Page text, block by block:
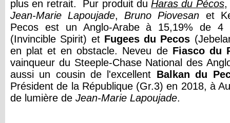
plus en retrait. Pur produit duHaras du Pécos,
Jean-Marie Lapoujade,Bruno Piovesan et
Pecos est un Anglo-Arabe à 15,19% de
(Invincible Spirit) et Fugees du Pecos
en plat et en obstacle. Neveu de Fiasco du
vainqueur du Steeple-Chase National des
aussi un cousin de l'excellent Balkan du
Président de la République (Gr.3) en 2018, à
de lumière de Jean-Marie Lapoujade.